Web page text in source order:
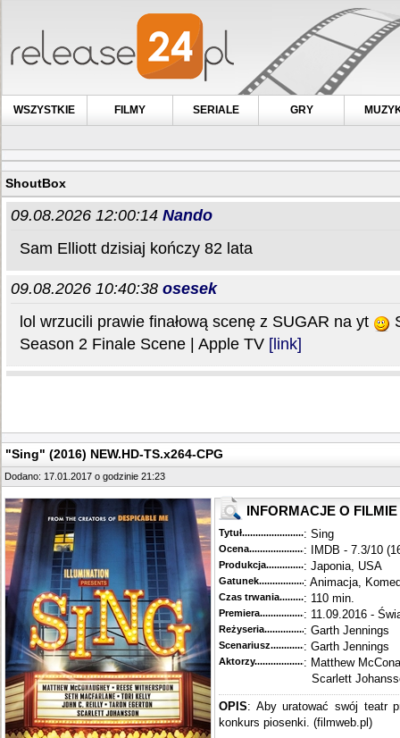
WSZYSTKIE FILMY SERIALE GRY
ShoutBox
"Sing" (2016) NEW.HD-TS.x264-CPG
Dodano: 17.01.2017 o godzinie 21:23
INFORMACJE O FILMIE
Tytuł............................................
: Sing
Ocena.............................................
: IMDB - 7.3/10
Produkcja.........................................
: Japonia, USA
Gatunek...........................................
: Animacja,
Czas trwania......................................
: 110 min.
Premiera..........................................
: 11.09.2016 -
Reżyseria........................................
: Garth Jennings
Scenariusz........................................
: Garth Jennings
Aktorzy...........................................
: Matthew
Scarlett
OPIS: Aby uratować swój teatr
konkurs piosenki. (filmweb.pl)